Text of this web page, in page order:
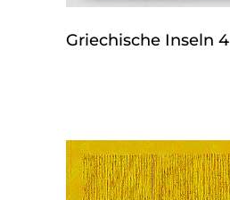
Griechische Inseln 4